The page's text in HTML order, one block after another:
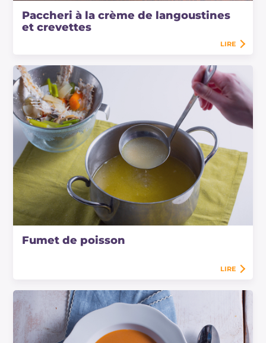
Paccheri à la crème de langoustines
et crevettes
LIRE
Fumet de poisson
LIRE